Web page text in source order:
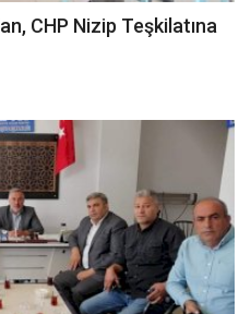
CHP Nizip Teşkilatına